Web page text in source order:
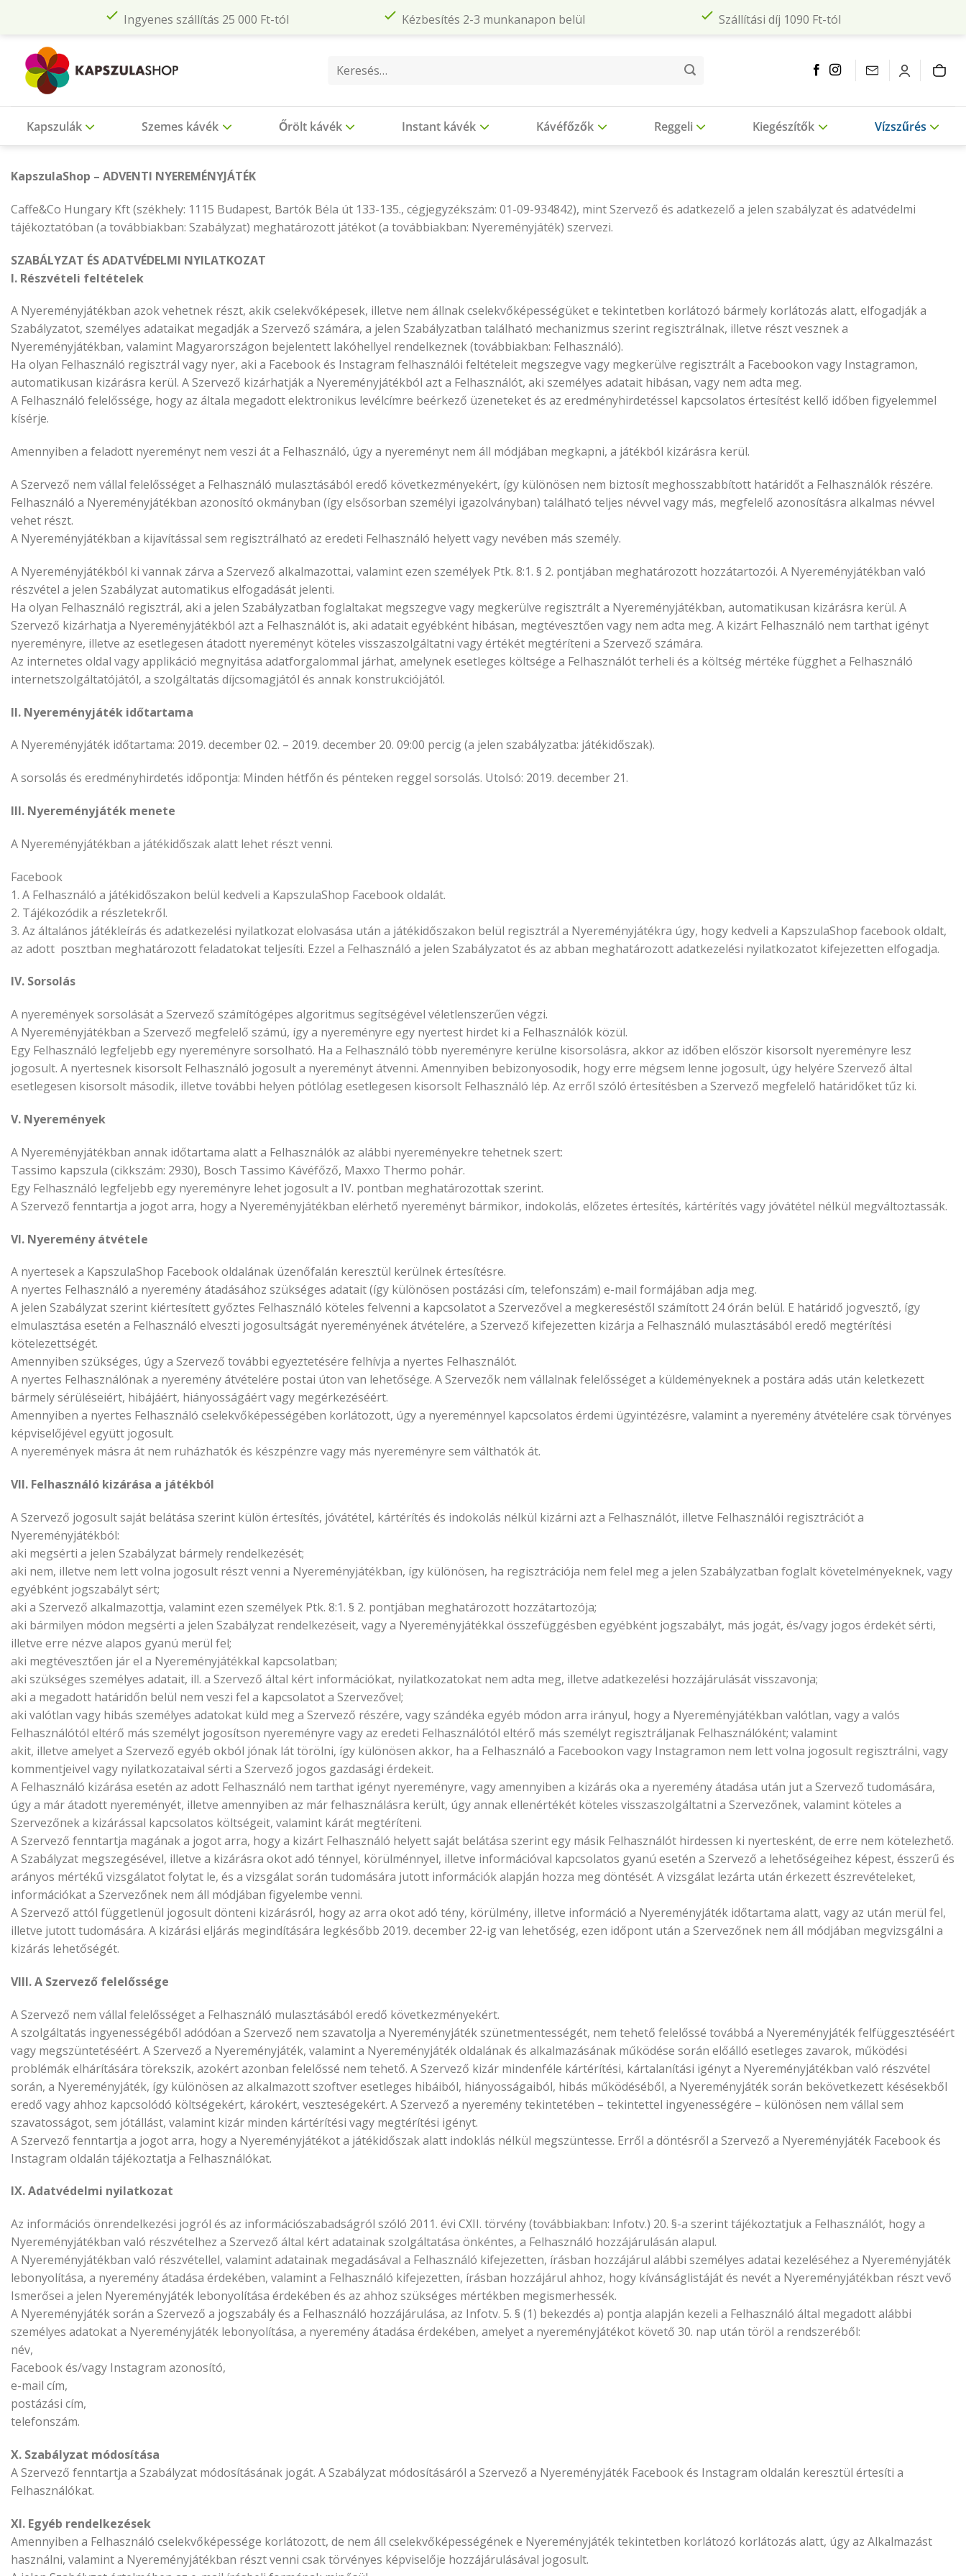
Ingyenes szállítás 25 000 Ft-tól Kézbesítés 2-3 munkanapon belül Szállítási díj 1090 Ft-tól
Kapszulák Szemes kávék Őrölt kávék Instant kávék Kávéfőzők Reggeli Kiegészítők Vízszűrés
KapszulaShop – ADVENTI NYEREMÉNYJÁTÉK
Caffe&Co Hungary Kft (székhely: 1115 Budapest, Bartók Béla út 133-135., cégjegyzékszám: 01-09-934842), mint Szervező és adatkezelő a jelen szabályzat és adatvédelmi
tájékoztatóban (a továbbiakban: Szabályzat) meghatározott játékot (a továbbiakban: Nyereményjáték) szervezi.
SZABÁLYZAT ÉS ADATVÉDELMI NYILATKOZAT
I. Részvételi feltételek
A Nyereményjátékban azok vehetnek részt, akik cselekvőképesek, illetve nem állnak cselekvőképességüket e tekintetben korlátozó bármely korlátozás alatt, elfogadják a
Szabályzatot, személyes adataikat megadják a Szervező számára, a jelen Szabályzatban található mechanizmus szerint regisztrálnak, illetve részt vesznek a
Nyereményjátékban, valamint Magyarországon bejelentett lakóhellyel rendelkeznek (továbbiakban: Felhasználó).
Ha olyan Felhasználó regisztrál vagy nyer, aki a Facebook és Instagram felhasználói feltételeit megszegve vagy megkerülve regisztrált a Facebookon vagy Instagramon,
automatikusan kizárásra kerül. A Szervező kizárhatják a Nyereményjátékból azt a Felhasználót, aki személyes adatait hibásan, vagy nem adta meg.
A Felhasználó felelőssége, hogy az általa megadott elektronikus levélcímre beérkező üzeneteket és az eredményhirdetéssel kapcsolatos értesítést kellő időben figyelemmel
kísérje.
Amennyiben a feladott nyereményt nem veszi át a Felhasználó, úgy a nyereményt nem áll módjában megkapni, a játékból kizárásra kerül.
A Szervező nem vállal felelősséget a Felhasználó mulasztásából eredő következményekért, így különösen nem biztosít meghosszabbított határidőt a Felhasználók részére.
Felhasználó a Nyereményjátékban azonosító okmányban (így elsősorban személyi igazolványban) található teljes névvel vagy más, megfelelő azonosításra alkalmas névvel
vehet részt.
A Nyereményjátékban a kijavítással sem regisztrálható az eredeti Felhasználó helyett vagy nevében más személy.
A Nyereményjátékból ki vannak zárva a Szervező alkalmazottai, valamint ezen személyek Ptk. 8:1. § 2. pontjában meghatározott hozzátartozói. A Nyereményjátékban való
részvétel a jelen Szabályzat automatikus elfogadását jelenti.
Ha olyan Felhasználó regisztrál, aki a jelen Szabályzatban foglaltakat megszegve vagy megkerülve regisztrált a Nyereményjátékban, automatikusan kizárásra kerül. A
Szervező kizárhatja a Nyereményjátékból azt a Felhasználót is, aki adatait egyébként hibásan, megtévesztően vagy nem adta meg. A kizárt Felhasználó nem tarthat igényt
nyereményre, illetve az esetlegesen átadott nyereményt köteles visszaszolgáltatni vagy értékét megtéríteni a Szervező számára.
Az internetes oldal vagy applikáció megnyitása adatforgalommal járhat, amelynek esetleges költsége a Felhasználót terheli és a költség mértéke függhet a Felhasználó
internetszolgáltatójától, a szolgáltatás díjcsomagjától és annak konstrukciójától.
II. Nyereményjáték időtartama
A Nyereményjáték időtartama: 2019. december 02. – 2019. december 20. 09:00 percig (a jelen szabályzatba: játékidőszak).
A sorsolás és eredményhirdetés időpontja: Minden hétfőn és pénteken reggel sorsolás. Utolsó: 2019. december 21.
III. Nyereményjáték menete
A Nyereményjátékban a játékidőszak alatt lehet részt venni.
Facebook
1. A Felhasználó a játékidőszakon belül kedveli a KapszulaShop Facebook oldalát.
2. Tájékozódik a részletekről.
3. Az általános játékleírás és adatkezelési nyilatkozat elolvasása után a játékidőszakon belül regisztrál a Nyereményjátékra úgy, hogy kedveli a KapszulaShop facebook oldalt,
az adott posztban meghatározott feladatokat teljesíti. Ezzel a Felhasználó a jelen Szabályzatot és az abban meghatározott adatkezelési nyilatkozatot kifejezetten elfogadja.
IV. Sorsolás
A nyeremények sorsolását a Szervező számítógépes algoritmus segítségével véletlenszerűen végzi.
A Nyereményjátékban a Szervező megfelelő számú, így a nyereményre egy nyertest hirdet ki a Felhasználók közül.
Egy Felhasználó legfeljebb egy nyereményre sorsolható. Ha a Felhasználó több nyereményre kerülne kisorsolásra, akkor az időben először kisorsolt nyereményre lesz
jogosult. A nyertesnek kisorsolt Felhasználó jogosult a nyereményt átvenni. Amennyiben bebizonyosodik, hogy erre mégsem lenne jogosult, úgy helyére Szervező által
esetlegesen kisorsolt második, illetve további helyen pótlólag esetlegesen kisorsolt Felhasználó lép. Az erről szóló értesítésben a Szervező megfelelő határidőket tűz ki.
V. Nyeremények
A Nyereményjátékban annak időtartama alatt a Felhasználók az alábbi nyereményekre tehetnek szert:
Tassimo kapszula (cikkszám: 2930), Bosch Tassimo Kávéfőző, Maxxo Thermo pohár.
Egy Felhasználó legfeljebb egy nyereményre lehet jogosult a IV. pontban meghatározottak szerint.
A Szervező fenntartja a jogot arra, hogy a Nyereményjátékban elérhető nyereményt bármikor, indokolás, előzetes értesítés, kártérítés vagy jóvátétel nélkül megváltoztassák.
VI. Nyeremény átvétele
A nyertesek a KapszulaShop Facebook oldalának üzenőfalán keresztül kerülnek értesítésre.
A nyertes Felhasználó a nyeremény átadásához szükséges adatait (így különösen postázási cím, telefonszám) e-mail formájában adja meg.
A jelen Szabályzat szerint kiértesített győztes Felhasználó köteles felvenni a kapcsolatot a Szervezővel a megkereséstől számított 24 órán belül. E határidő jogvesztő, így
elmulasztása esetén a Felhasználó elveszti jogosultságát nyereményének átvételére, a Szervező kifejezetten kizárja a Felhasználó mulasztásából eredő megtérítési
kötelezettségét.
Amennyiben szükséges, úgy a Szervező további egyeztetésére felhívja a nyertes Felhasználót.
A nyertes Felhasználónak a nyeremény átvételére postai úton van lehetősége. A Szervezők nem vállalnak felelősséget a küldeményeknek a postára adás után keletkezett
bármely sérüléseiért, hibájáért, hiányosságáért vagy megérkezéséért.
Amennyiben a nyertes Felhasználó cselekvőképességében korlátozott, úgy a nyereménnyel kapcsolatos érdemi ügyintézésre, valamint a nyeremény átvételére csak törvényes
képviselőjével együtt jogosult.
A nyeremények másra át nem ruházhatók és készpénzre vagy más nyereményre sem válthatók át.
VII. Felhasználó kizárása a játékból
A Szervező jogosult saját belátása szerint külön értesítés, jóvátétel, kártérítés és indokolás nélkül kizárni azt a Felhasználót, illetve Felhasználói regisztrációt a
Nyereményjátékból:
aki megsérti a jelen Szabályzat bármely rendelkezését;
aki nem, illetve nem lett volna jogosult részt venni a Nyereményjátékban, így különösen, ha regisztrációja nem felel meg a jelen Szabályzatban foglalt követelményeknek, vagy
egyébként jogszabályt sért;
aki a Szervező alkalmazottja, valamint ezen személyek Ptk. 8:1. § 2. pontjában meghatározott hozzátartozója;
aki bármilyen módon megsérti a jelen Szabályzat rendelkezéseit, vagy a Nyereményjátékkal összefüggésben egyébként jogszabályt, más jogát, és/vagy jogos érdekét sérti,
illetve erre nézve alapos gyanú merül fel;
aki megtévesztően jár el a Nyereményjátékkal kapcsolatban;
aki szükséges személyes adatait, ill. a Szervező által kért információkat, nyilatkozatokat nem adta meg, illetve adatkezelési hozzájárulását visszavonja;
aki a megadott határidőn belül nem veszi fel a kapcsolatot a Szervezővel;
aki valótlan vagy hibás személyes adatokat küld meg a Szervező részére, vagy szándéka egyéb módon arra irányul, hogy a Nyereményjátékban valótlan, vagy a valós
Felhasználótól eltérő más személyt jogosítson nyereményre vagy az eredeti Felhasználótól eltérő más személyt regisztráljanak Felhasználóként; valamint
akit, illetve amelyet a Szervező egyéb okból jónak lát törölni, így különösen akkor, ha a Felhasználó a Facebookon vagy Instagramon nem lett volna jogosult regisztrálni, vagy
kommentjeivel vagy nyilatkozataival sérti a Szervező jogos gazdasági érdekeit.
A Felhasználó kizárása esetén az adott Felhasználó nem tarthat igényt nyereményre, vagy amennyiben a kizárás oka a nyeremény átadása után jut a Szervező tudomására,
úgy a már átadott nyereményét, illetve amennyiben az már felhasználásra került, úgy annak ellenértékét köteles visszaszolgáltatni a Szervezőnek, valamint köteles a
Szervezőnek a kizárással kapcsolatos költségeit, valamint kárát megtéríteni.
A Szervező fenntartja magának a jogot arra, hogy a kizárt Felhasználó helyett saját belátása szerint egy másik Felhasználót hirdessen ki nyertesként, de erre nem kötelezhető.
A Szabályzat megszegésével, illetve a kizárásra okot adó ténnyel, körülménnyel, illetve információval kapcsolatos gyanú esetén a Szervező a lehetőségeihez képest, ésszerű és
arányos mértékű vizsgálatot folytat le, és a vizsgálat során tudomására jutott információk alapján hozza meg döntését. A vizsgálat lezárta után érkezett észrevételeket,
információkat a Szervezőnek nem áll módjában figyelembe venni.
A Szervező attól függetlenül jogosult dönteni kizárásról, hogy az arra okot adó tény, körülmény, illetve információ a Nyereményjáték időtartama alatt, vagy az után merül fel,
illetve jutott tudomására. A kizárási eljárás megindítására legkésőbb 2019. december 22-ig van lehetőség, ezen időpont után a Szervezőnek nem áll módjában megvizsgálni a
kizárás lehetőségét.
VIII. A Szervező felelőssége
A Szervező nem vállal felelősséget a Felhasználó mulasztásából eredő következményekért.
A szolgáltatás ingyenességéből adódóan a Szervező nem szavatolja a Nyereményjáték szünetmentességét, nem tehető felelőssé továbbá a Nyereményjáték felfüggesztéséért
vagy megszüntetéséért. A Szervező a Nyereményjáték, valamint a Nyereményjáték oldalának és alkalmazásának működése során előálló esetleges zavarok, működési
problémák elhárítására törekszik, azokért azonban felelőssé nem tehető. A Szervező kizár mindenféle kártérítési, kártalanítási igényt a Nyereményjátékban való részvétel
során, a Nyereményjáték, így különösen az alkalmazott szoftver esetleges hibáiból, hiányosságaiból, hibás működéséből, a Nyereményjáték során bekövetkezett késésekből
eredő vagy ahhoz kapcsolódó költségekért, károkért, veszteségekért. A Szervező a nyeremény tekintetében – tekintettel ingyenességére – különösen nem vállal sem
szavatosságot, sem jótállást, valamint kizár minden kártérítési vagy megtérítési igényt.
A Szervező fenntartja a jogot arra, hogy a Nyereményjátékot a játékidőszak alatt indoklás nélkül megszüntesse. Erről a döntésről a Szervező a Nyereményjáték Facebook és
Instagram oldalán tájékoztatja a Felhasználókat.
IX. Adatvédelmi nyilatkozat
Az információs önrendelkezési jogról és az információszabadságról szóló 2011. évi CXII. törvény (továbbiakban: Infotv.) 20. §-a szerint tájékoztatjuk a Felhasználót, hogy a
Nyereményjátékban való részvételhez a Szervező által kért adatainak szolgáltatása önkéntes, a Felhasználó hozzájárulásán alapul.
A Nyereményjátékban való részvétellel, valamint adatainak megadásával a Felhasználó kifejezetten, írásban hozzájárul alábbi személyes adatai kezeléséhez a Nyereményjáték
lebonyolítása, a nyeremény átadása érdekében, valamint a Felhasználó kifejezetten, írásban hozzájárul ahhoz, hogy kívánságlistáját és nevét a Nyereményjátékban részt vevő
Ismerősei a jelen Nyereményjáték lebonyolítása érdekében és az ahhoz szükséges mértékben megismerhessék.
A Nyereményjáték során a Szervező a jogszabály és a Felhasználó hozzájárulása, az Infotv. 5. § (1) bekezdés a) pontja alapján kezeli a Felhasználó által megadott alábbi
személyes adatokat a Nyereményjáték lebonyolítása, a nyeremény átadása érdekében, amelyet a nyereményjátékot követő 30. nap után töröl a rendszeréből:
név,
Facebook és/vagy Instagram azonosító,
e-mail cím,
postázási cím,
telefonszám.
X. Szabályzat módosítása
A Szervező fenntartja a Szabályzat módosításának jogát. A Szabályzat módosításáról a Szervező a Nyereményjáték Facebook és Instagram oldalán keresztül értesíti a
Felhasználókat.
XI. Egyéb rendelkezések
Amennyiben a Felhasználó cselekvőképessége korlátozott, de nem áll cselekvőképességének e Nyereményjáték tekintetben korlátozó korlátozás alatt, úgy az Alkalmazást
használni, valamint a Nyereményjátékban részt venni csak törvényes képviselője hozzájárulásával jogosult.